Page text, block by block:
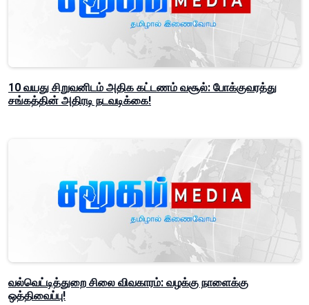
10 வயது சிறுவனிடம் அதிக கட்டணம் வசூல்: போக்குவரத்து
சங்கத்தின் அதிரடி நடவடிக்கை!
வல்வெட்டித்துறை சிலை விவகாரம்: வழக்கு நாளைக்கு
ஒத்திவைப்பு!